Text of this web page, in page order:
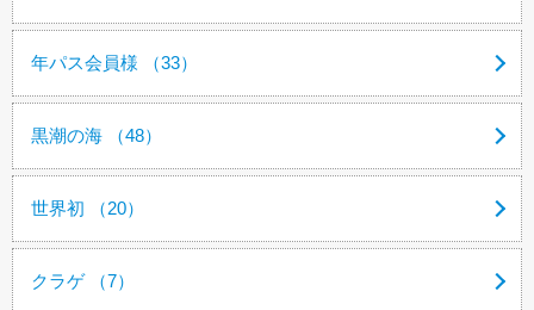
年パス会員様 （33）
黒潮の海 （48）
世界初 （20）
クラゲ （7）